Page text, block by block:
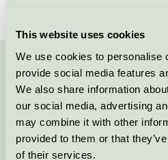
This website uses cookies
We use cookies to personalise
provide social media features
We also share information
our social media, advertising
may combine it with other
provided to them or that
of their services.
Kontakta oss på08-55 55 24